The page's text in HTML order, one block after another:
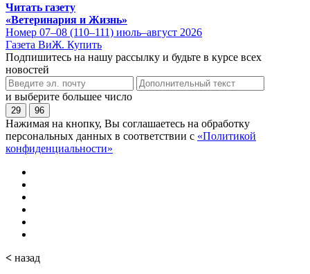
Читать газету
«Ветеринария и Жизнь»
Номер 07–08 (110–111) июль–август 2026
Газета ВиЖ. Купить
Подпишитесь на нашу рассылку и будьте в курсе всех
новостей
и выберите большее число
29 96
Нажимая на кнопку, Вы соглашаетесь на обработку
персональных данных в соответствии с «Политикой
конфиденциальности»
< назад